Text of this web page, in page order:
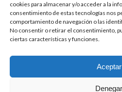
cookies para almacenar y/o acceder a la
consentimiento de estas tecnologías nos
comportamiento de navegación o las
No consentir o retirar el consentimiento,
ciertas características y funciones.
Aceptar
Denegar